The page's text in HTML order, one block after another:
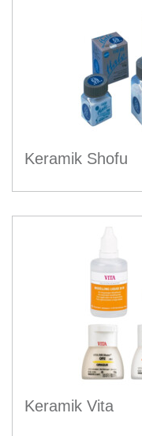
Keramik Shofu
Keramik Vita